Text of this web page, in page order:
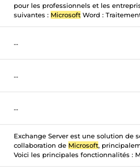
pour les professionnels et les
suivantes : Microsoft Word :
...
...
...
Exchange Server est une solution de
collaboration de Microsoft,
Voici les principales fonctionnalités :